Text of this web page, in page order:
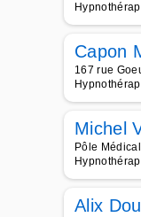
Capon
167 rue
Michel
Pôle
Alix